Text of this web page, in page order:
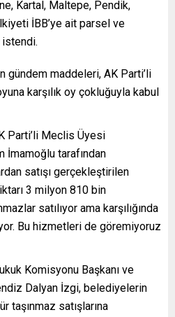
Kartal, Maltepe, Pendik,
İBB’ye ait parsel ve
istendi.
gündem maddeleri, AK Parti’li
karşılık oy çokluğuyla kabul
Parti’li Meclis Üyesi
İmamoğlu tarafından
satışı gerçekleştirilen
3 milyon 810 bin
satılıyor ama karşılığında
Bu hizmetleri de göremiyoruz
Komisyonu Başkanı ve
Dalyan İzgi, belediyelerin
taşınmaz satışlarına